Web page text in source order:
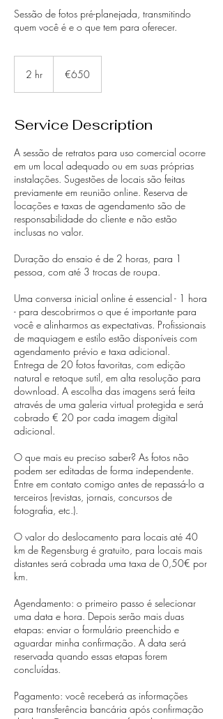
Sessão de fotos pré-planejada, transmitindo
quem você é e o que tem para oferecer.
2 hr €650
Service Description
A sessão de retratos para uso comercial ocorre
em um local adequado ou em suas próprias
instalações. Sugestões de locais são feitas
previamente em reunião online. Reserva de
locações e taxas de agendamento são de
responsabilidade do cliente e não estão
inclusas no valor.
Duração do ensaio é de 2 horas, para 1
pessoa, com até 3 trocas de roupa.
Uma conversa inicial online é essencial - 1 hora
- para descobrirmos o que é importante para
você e alinharmos as expectativas. Profissionais
de maquiagem e estilo estão disponíveis com
agendamento prévio e taxa adicional.
Entrega de 20 fotos favoritas, com edição
natural e retoque sutil, em alta resolução para
download. A escolha das imagens será feita
através de uma galeria virtual protegida e será
cobrado € 20 por cada imagem digital
adicional.
O que mais eu preciso saber? As fotos não
podem ser editadas de forma independente.
Entre em contato comigo antes de repassá-lo a
terceiros (revistas, jornais, concursos de
fotografia, etc.).
O valor do deslocamento para locais até 40
km de Regensburg é gratuito, para locais mais
distantes será cobrada uma taxa de 0,50€ por
km.
Agendamento: o primeiro passo é selecionar
uma data e hora. Depois serão mais duas
etapas: enviar o formulário preenchido e
aguardar minha confirmação. A data será
reservada quando essas etapas forem
concluídas.
Pagamento: você receberá as informações
para transferência bancária após confirmação